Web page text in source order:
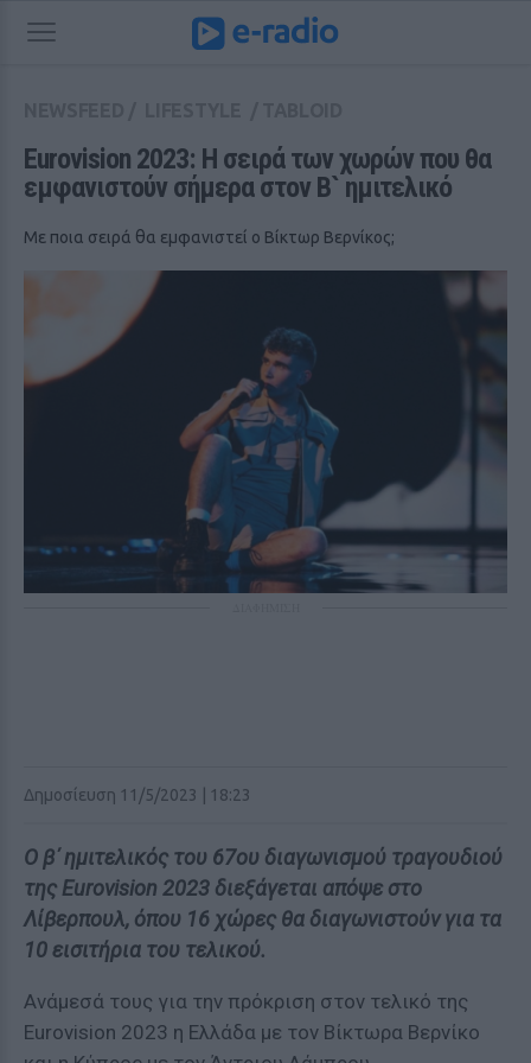
Eurovision 2023: Η σειρά των χωρών που θα
εμφανιστούν σήμερα στον Β` ημιτελικό
Με ποια σειρά θα εμφανιστεί ο Βίκτωρ Βερνίκος;
Δημοσίευση 11/5/2023 | 18:23
Ο β΄ ημιτελικός του 67ου διαγωνισμού τραγουδιού
της Eurovision 2023 διεξάγεται απόψε στο
Λίβερπουλ, όπου 16 χώρες θα διαγωνιστούν για τα
10 εισιτήρια του τελικού.
Ανάμεσά τους για την πρόκριση στον τελικό της
Eurovision 2023 η Ελλάδα με τον Βίκτωρα Βερνίκο